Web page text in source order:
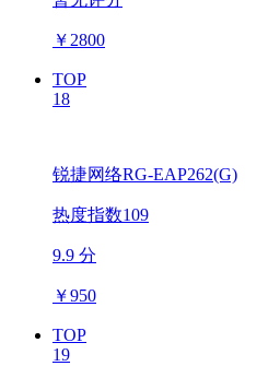
￥ 2800
TOP
18
锐捷网络RG-EAP262(G)
热度指数109
9.9 分
￥950
TOP
19